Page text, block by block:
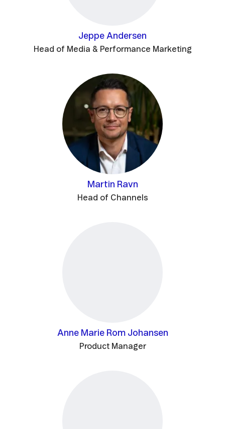
Jeppe Andersen
Head of Media & Performance Marketing
Martin Ravn
Head of Channels
Anne Marie Rom Johansen
Product Manager